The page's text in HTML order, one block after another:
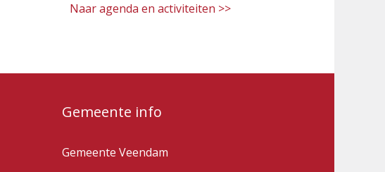
Naar agenda en activiteiten >>
Gemeente info
Gemeente Veendam